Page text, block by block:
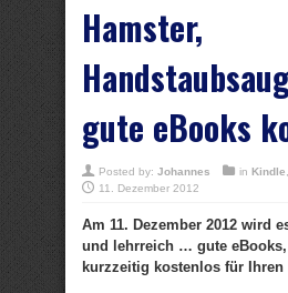
Hamster,
gute eBooks
Posted by: Johannes in Kindle
11. Dezember 2012
Am 11. Dezember 2012 wird
und lehrreich … gute
kurzzeitig kostenlos für Ihren